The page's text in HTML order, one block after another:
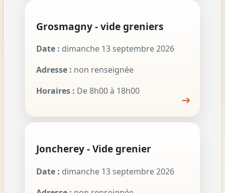
Grosmagny - vide greniers
Date : dimanche 13 septembre 2026
Adresse : non renseignée
Horaires : De 8h00 à 18h00
➔
Joncherey - Vide grenier
Date : dimanche 13 septembre 2026